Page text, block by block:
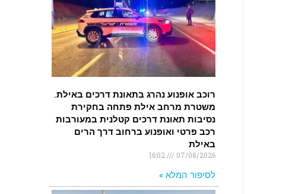
רוכב אופנוע נהרג בתאונת דרכים באילת.
משטרת מרחב אילת פתחה בחקירת
נסיבות תאונת דרכים קטלנית במעורבות
רכב פרטי ואופנוע ברחוב דרך הרים
באילת
07/08/2026
לסיפור המלא »